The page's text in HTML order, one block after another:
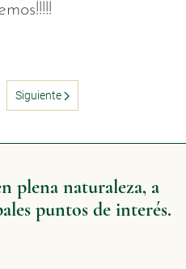
Siguiente
plena naturaleza, a
puntos de interés.